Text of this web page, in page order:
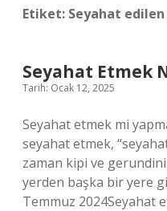
Etiket: Seyahat
Seyahat Etmek
Tarih: Ocak 12, 2025
Seyahat etmek mi
seyahat etmek,
zaman kipi ve
yerden başka bir yere
Temmuz 2024Seyahat